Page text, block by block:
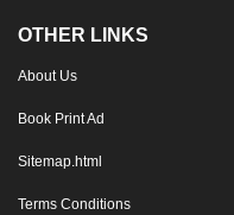
OTHER LINKS
About Us
Book Print Ad
Sitemap.html
Terms Conditions